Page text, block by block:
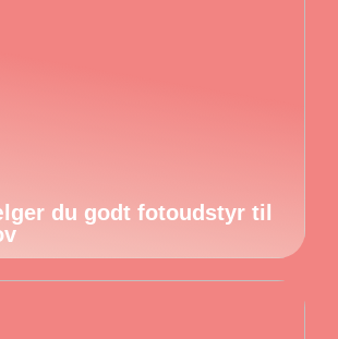
du godt fotoudstyr til